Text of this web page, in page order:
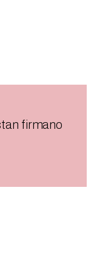
firmano